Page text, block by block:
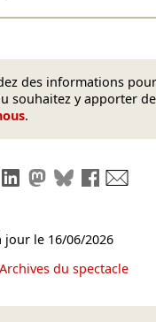
des informations
souhaitez y apporter
.
Partager le lien
Partager sur
Partager sur
Partager
jour le 16/06/2026
du spectacle